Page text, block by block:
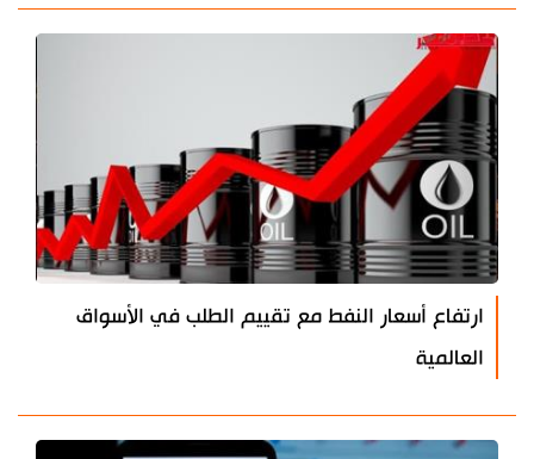
ارتفاع أسعار النفط مع تقييم الطلب في الأسواق
العالمية